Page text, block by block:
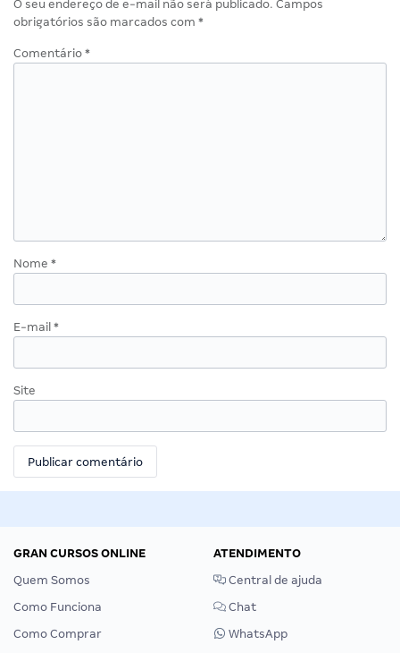
O seu endereço de e-mail não será publicado. Campos
obrigatórios são marcados com *
Comentário *
Nome *
E-mail *
Site
GRAN CURSOS ONLINE
Quem Somos
Como Funciona
Como Comprar
ATENDIMENTO
Central de ajuda
Chat
WhatsApp